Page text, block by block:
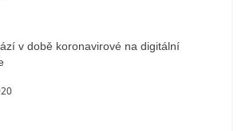
v době koronavirové na digitální